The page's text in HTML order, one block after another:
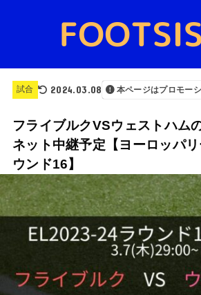
試合 2024.03.08 本ページはプロモー
フライブルクVSウェストハム
ネット中継予定【ヨーロッパ
ウンド16】